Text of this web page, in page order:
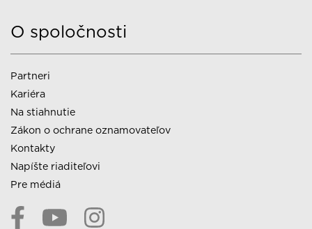
O spoločnosti
Partneri
Kariéra
Na stiahnutie
Zákon o ochrane oznamovateľov
Kontakty
Napíšte riaditeľovi
Pre médiá